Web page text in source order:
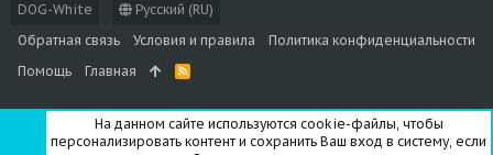
DOG-White
Русский (RU)
Обратная связь
Условия и правила
Политика конфиденциальности
Помощь
Главная
R
S
На данном сайте используются cookie-файлы, чтобы
персонализировать контент и сохранить Ваш вход в систему, если